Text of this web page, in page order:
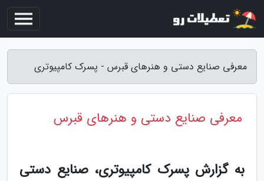
معرفی صنایع دستی و هنرهای قبرس - پسرک کامپیوتری
معرفی صنایع دستی و هنرهای قبرس
به گزارش پسرک کامپیوتری، صنایع دستی